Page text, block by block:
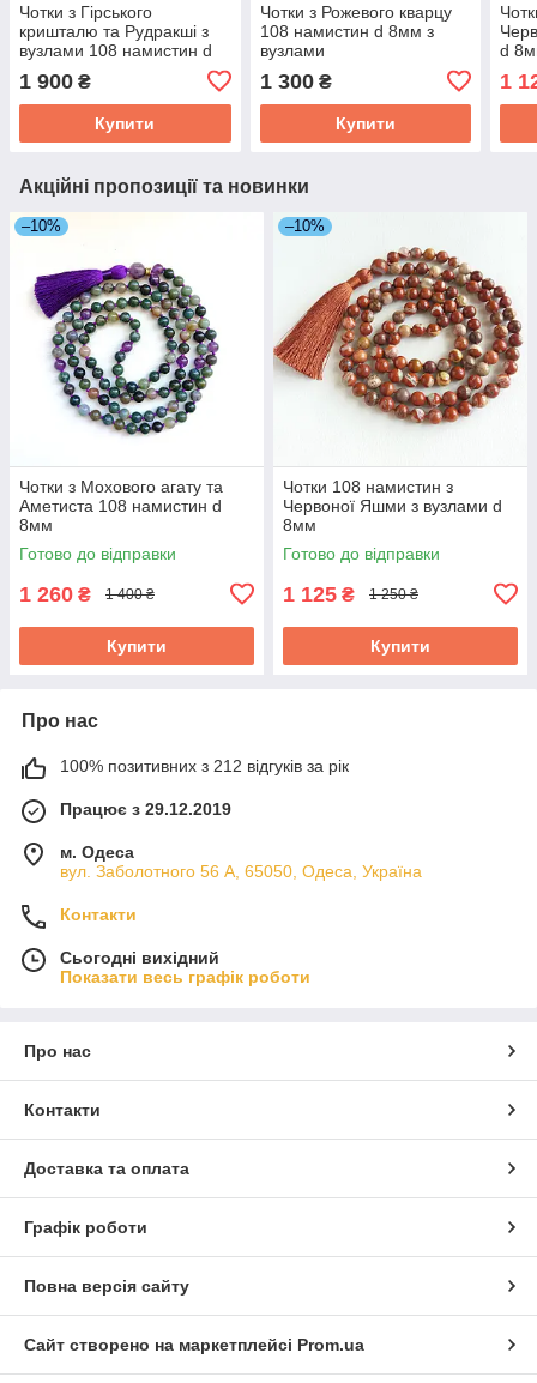
Чотки з Гірського
кришталю та Рудракші з
вузлами 108 намистин d
1 900 ₴
Купити
Чотки з Рожевого кварцу
108 намистин d 8мм з
вузлами
1 300₴
Купити
d
1
Акційні пропозиції та новинки
–10%
Чотки з Мохового агату та
Аметиста 108 намистин d
8мм
Готово до відправки
1 260 ₴ 1 400 ₴
Купити
–10%
Чотки 108 намистин з
Червоної Яшми з вузлами d
8мм
Готово до відправки
1 125 ₴ 1 250 ₴
Купити
Про нас
100% позитивних з 212 відгуків за рік
Працює з 29.12.2019
м. Одеса
вул. Заболотного 56 А, 65050, Одеса, Україна
Контакти
Сьогодні вихідний
Показати весь графік роботи
Про нас
Контакти
Доставка та оплата
Графік роботи
Повна версія сайту
Сайт створено на маркетплейсі Prom.ua